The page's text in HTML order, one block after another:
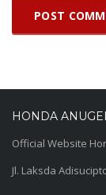
HONDA
Official Website
Jl. Laksda